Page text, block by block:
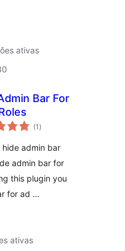
ativas
Bar For
(1 total
de
)
hide admin bar
admin bar for
this plugin you
for ad …
ativas